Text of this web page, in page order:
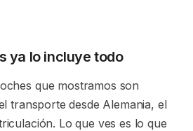
ya lo incluye todo
que mostramos son
transporte desde Alemania, el
Lo que ves es lo que